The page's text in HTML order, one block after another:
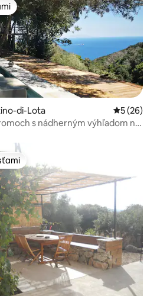
di-Lota
5 (26)
s nádherným výhľadom na
hosťami